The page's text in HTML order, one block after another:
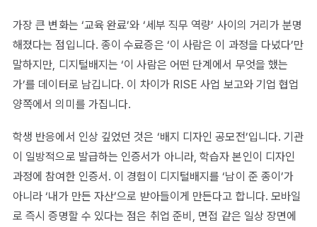
가장 큰 변화는 ‘교육 완료’와 ‘세부 직무 역량’ 사이의 거리가 분명
해졌다는 점입니다. 종이 수료증은 ‘이 사람은 이 과정을 다녔다’만
말하지만, 디지털배지는 ‘이 사람은 어떤 단계에서 무엇을 했는
가’를 데이터로 남깁니다. 이 차이가 RISE 사업 보고와 기업 협업
양쪽에서 의미를 가집니다.
학생 반응에서 인상 깊었던 것은 ‘배지 디자인 공모전’입니다. 기관
이 일방적으로 발급하는 인증서가 아니라, 학습자 본인이 디자인
과정에 참여한 인증서. 이 경험이 디지털배지를 ‘남이 준 종이’가
아니라 ‘내가 만든 자산’으로 받아들이게 만든다고 합니다. 모바일
로 즉시 증명할 수 있다는 점은 취업 준비, 면접 같은 일상 장면에